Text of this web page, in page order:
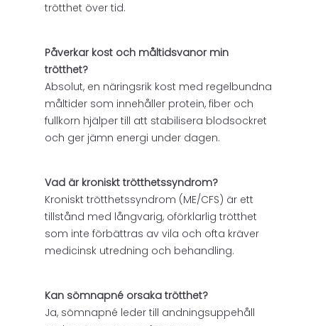
trötthet över tid.
Påverkar kost och måltidsvanor min
trötthet?
Absolut, en näringsrik kost med regelbundna
måltider som innehåller protein, fiber och
fullkorn hjälper till att stabilisera blodsockret
och ger jämn energi under dagen.
Vad är kroniskt trötthetssyndrom?
Kroniskt trötthetssyndrom (ME/CFS) är ett
tillstånd med långvarig, oförklarlig trötthet
som inte förbättras av vila och ofta kräver
medicinsk utredning och behandling.
Kan sömnapné orsaka trötthet?
Ja, sömnapné leder till andningsuppehåll